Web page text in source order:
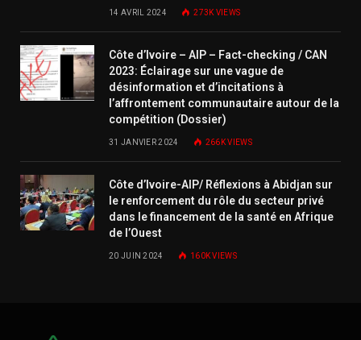
14 AVRIL 2024 273K VIEWS
Côte d’Ivoire – AIP – Fact-checking / CAN
2023: Éclairage sur une vague de
désinformation et d’incitations à
l’affrontement communautaire autour de la
compétition (Dossier)
31 JANVIER 2024 266KVIEWS
Côte d’Ivoire-AIP/ Réflexions à Abidjan sur
le renforcement du rôle du secteur privé
dans le financement de la santé en Afrique
de l’Ouest
20 JUIN 2024 160KVIEWS